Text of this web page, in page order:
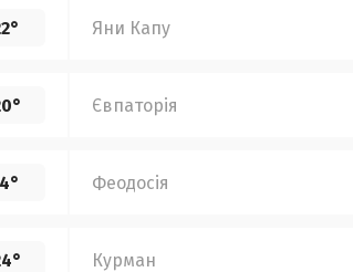
Яни Капу
Євпаторія
Феодосія
Курман